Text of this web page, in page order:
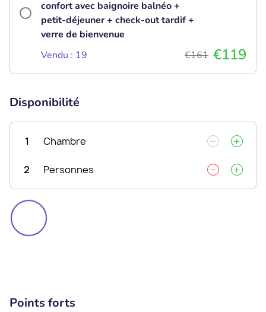
confort avec baignoire balnéo +
petit-déjeuner + check-out tardif +
verre de bienvenue
Vendu : 19 €161 €119
Disponibilité
1 Chambre
2 Personnes
Points forts